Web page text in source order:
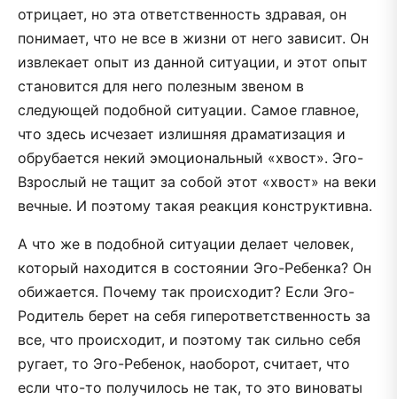
отрицает, но эта ответственность здравая, он
понимает, что не все в жизни от него зависит. Он
извлекает опыт из данной ситуации, и этот опыт
становится для него полезным звеном в
следующей подобной ситуации. Самое главное,
что здесь исчезает излишняя драматизация и
обрубается некий эмоциональный «хвост». Эго-
Взрослый не тащит за собой этот «хвост» на веки
вечные. И поэтому такая реакция конструктивна.
А что же в подобной ситуации делает человек,
который находится в состоянии Эго-Ребенка? Он
обижается. Почему так происходит? Если Эго-
Родитель берет на себя гиперответственность за
все, что происходит, и поэтому так сильно себя
ругает, то Эго-Ребенок, наоборот, считает, что
если что-то получилось не так, то это виноваты